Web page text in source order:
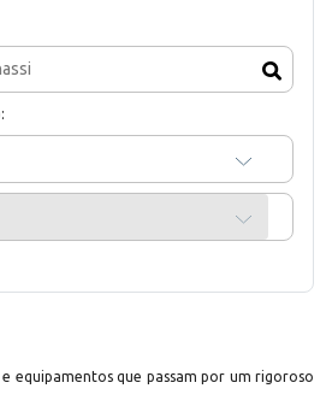
equipamentos que passam por um rigoroso